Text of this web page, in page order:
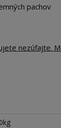
pachov
nezúfajte.